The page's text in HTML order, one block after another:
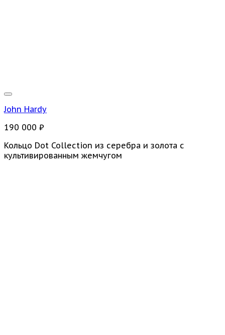
John Hardy
190 000 ₽
Кольцо Dot Collection из серебра и золота с
культивированным жемчугом